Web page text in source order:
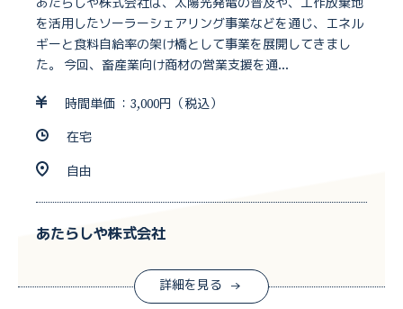
あたらしや株式会社は、太陽光発電の普及や、工作放棄地
を活用したソーラーシェアリング事業などを通じ、エネル
ギーと食料自給率の架け橋として事業を展開してきまし
た。 今回、畜産業向け商材の営業支援を通...
時間単価 ：3,000円（税込）
在宅
自由
あたらしや株式会社
詳細を見る